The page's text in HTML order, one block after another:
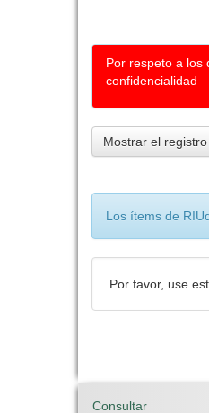
Por respeto a los
confidencialidad
Mostrar el
Los ítems de
Por favor, use
Consultar